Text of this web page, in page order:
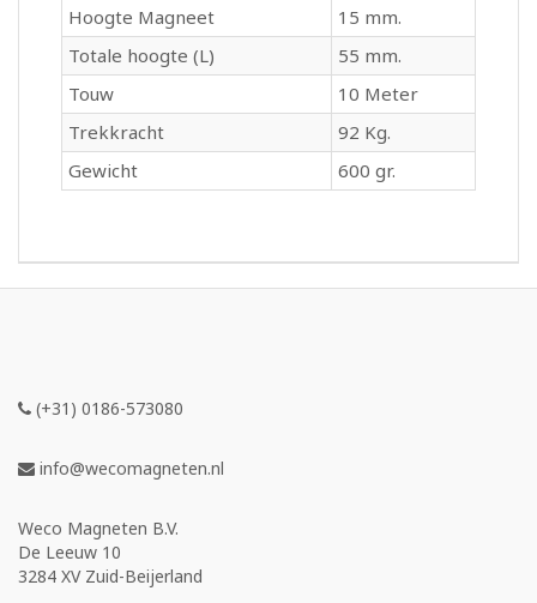
Hoogte Magneet
15 mm.
Totale hoogte (L)
55 mm.
Touw
10 Meter
Trekkracht
92 Kg.
Gewicht
600 gr.
(+31) 0186-573080
info@wecomagneten.nl
Weco Magneten B.V.
De Leeuw 10
3284 XV Zuid-Beijerland